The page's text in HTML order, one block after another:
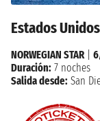
Estados
NORWEGIAN STAR|
Duración: 7 noches
Salida desde: San